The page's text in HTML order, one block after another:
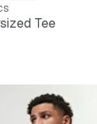
Tee